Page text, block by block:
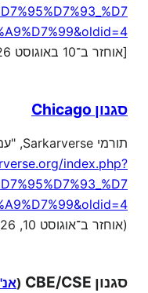
[אוחזר ב־10 באוגוסט 2026]
סגנון Chicago
תורמי Sarkarverse, "עמוד ראשי,"
index.php?
(אוחזר ב־אוגוסט 10, 2026).
סגנון CBE/CSE (אנ'